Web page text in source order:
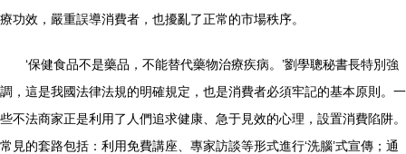
療功效，嚴重誤導消費者，也擾亂了正常的市場秩序。
‘保健食品不是藥品，不能替代藥物治療疾病。’劉學聰秘書長特別強
調，這是我國法律法規的明確規定，也是消費者必須牢記的基本原則。一
些不法商家正是利用了人們追求健康、急于見效的心理，設置消費陷阱。
常見的套路包括：利用免費講座、專家訪談等形式進行‘洗腦’式宣傳；通